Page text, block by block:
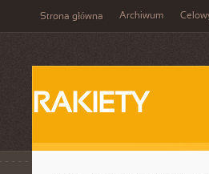
Strona główna Archiwum
RAKIETY